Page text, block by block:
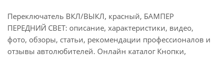
Переключатель ВКЛ/ВЫКЛ, красный, БАМПЕР
ПЕРЕДНИЙ СВЕТ: описание, характеристики, видео,
фото, обзоры, статьи, рекомендации профессионалов и
отзывы автолюбителей. Онлайн каталог Кнопки,